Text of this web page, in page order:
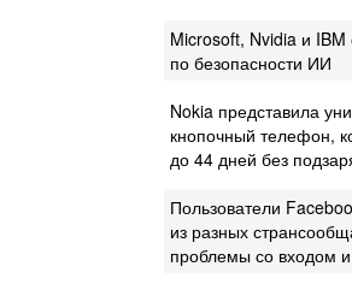
Microsoft, Nvidia и IBM
по безопасности ИИ
Nokia представила
кнопочный телефон,
до 44 дней без
Пользователи
из разных
проблемы со входом и